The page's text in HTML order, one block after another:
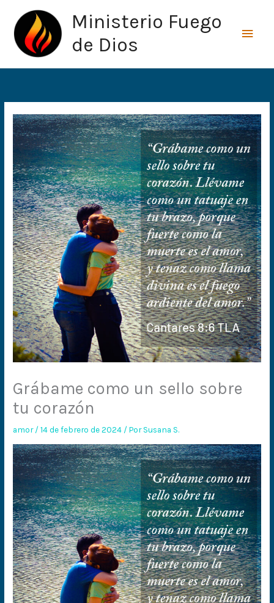
contenido
Ministerio Fuego
de Dios
Grábame como un sello sobre
tu corazón
amor/14 de febrero de 2024 / PorSusana S.